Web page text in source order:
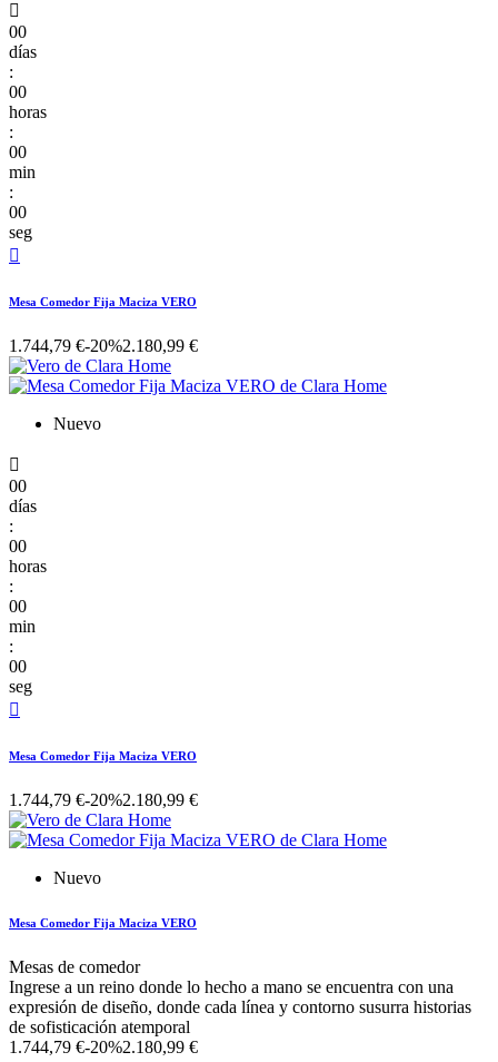

00
días
:
00
horas
:
00
min
:
00
seg

Mesa Comedor Fija Maciza VERO
1.744,79 €-20%2.180,99 €
Nuevo

00
días
:
00
horas
:
00
min
:
00
seg

Mesa Comedor Fija Maciza VERO
1.744,79 €-20%2.180,99 €
Nuevo
Mesa Comedor Fija Maciza VERO
Mesas de comedor
Ingrese a un reino donde lo hecho a mano se encuentra con una
expresión de diseño, donde cada línea y contorno susurra historias
de sofisticación atemporal
1.744,79 €-20%2.180,99 €